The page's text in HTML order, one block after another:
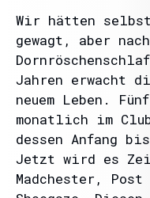
Wir hätten selbst
gewagt, aber
Jahren erwacht
neuem Leben.
monatlich im
dessen Anfang
Jetzt wird es
Madchester, Post